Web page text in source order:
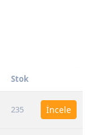
Stok
235 İncele